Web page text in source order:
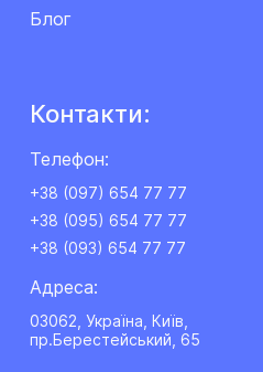
Блог
Контакти:
Телефон:
+38 (097) 654 77 77
+38 (095) 654 77 77
+38 (093) 654 77 77
Адреса:
03062, Україна, Київ,
пр.Берестейський, 65